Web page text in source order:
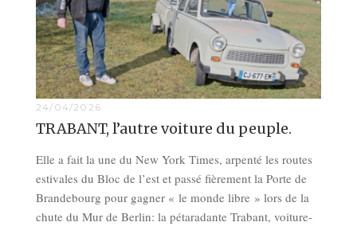
24/04/2026
TRABANT, l’autre voiture du peuple.
Elle a fait la une du New York Times, arpenté les routes
estivales du Bloc de l’est et passé fièrement la Porte de
Brandebourg pour gagner « le monde libre » lors de la
chute du Mur de Berlin: la pétaradante Trabant, voiture-